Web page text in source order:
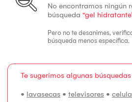
No encontramos ningún
búsqueda “gel
Pero no te desanimes,
búsqueda menos específica.
Te sugerimos algunas
• lavasecas • televisores •